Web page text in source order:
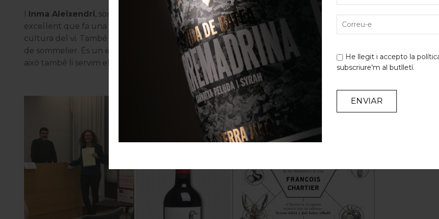
He llegit i accepto la
subscriure'm al butlletí.
Inma Aleixendri, sommelier i propietària deMonclús Licors & Gotim
. Una persona càlida, una professional
excel·lent que fa una feina enorme des del seu establiment a les Terres de l’Ebre i que encomana passió
cultura del vi. També hem tingut el privilegi de tenir-la a les aules de la URV, com a professora del curs
de sommelier. És un exemple d’actitud i de treball incansable. Per això l’admirem, la volem tenir sempre a
això també li servim els nostres vins.